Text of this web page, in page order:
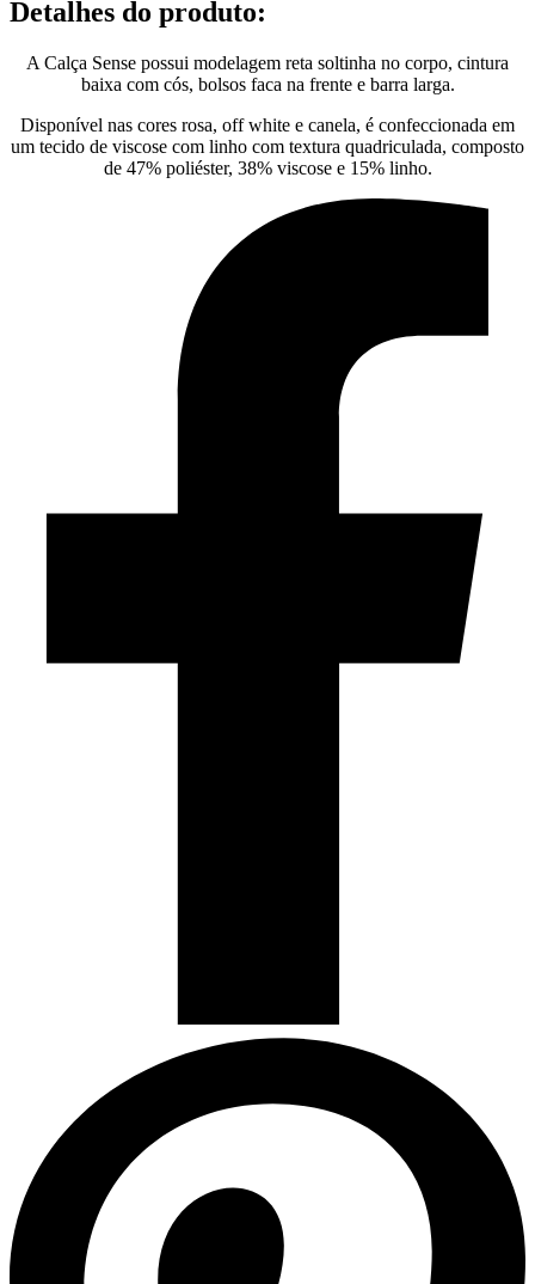
Detalhes do produto:
A Calça Sense possui modelagem reta soltinha no corpo, cintura
baixa com cós, bolsos faca na frente e barra larga.
Disponível nas cores rosa, off white e canela, é confeccionada em
um tecido de viscose com linho com textura quadriculada, composto
de 47% poliéster, 38% viscose e 15% linho.